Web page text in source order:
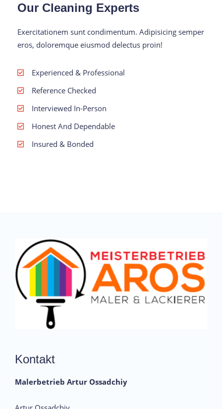
Our Cleaning Experts
Exercitationem sunt condimentum. Adipisicing semper
eros, doloremque eiusmod delectus proin!
Experienced & Professional
Reference Checked
Interviewed In-Person
Honest And Dependable
Insured & Bonded
Kontakt
Malerbetrieb Artur Ossadchiy